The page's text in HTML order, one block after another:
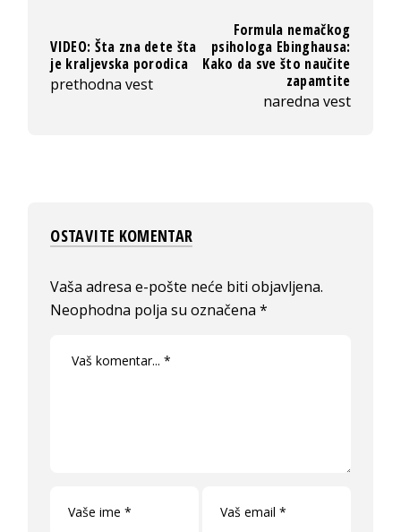
VIDEO: Šta zna dete šta
je kraljevska porodica
prethodna vest
Formula nemačkog
psihologa Ebinghausa:
Kako da sve što naučite
zapamtite
naredna vest
OSTAVITE KOMENTAR
Vaša adresa e-pošte neće biti objavljena.
Neophodna polja su označena*